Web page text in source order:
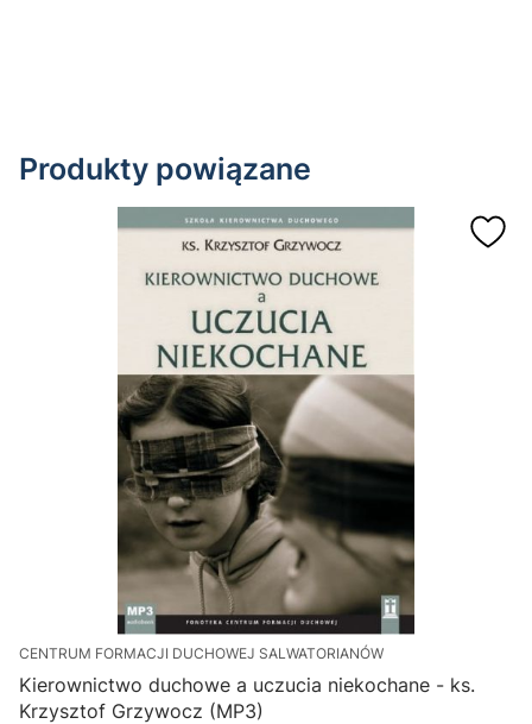
Produkty powiązane
CENTRUM FORMACJI DUCHOWEJ SALWATORIANÓW
Kierownictwo duchowe a uczucia niekochane - ks.
Krzysztof Grzywocz (MP3)